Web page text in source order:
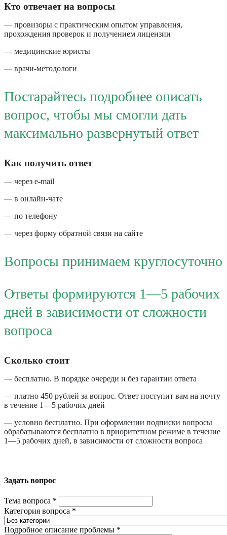
Кто отвечает на вопросы
— провизоры с практическим опытом управления,
прохождения проверок и получением лицензии
— медицинские юристы
— врачи-методологи
Постарайтесь подробнее описать
вопрос, чтобы мы смогли дать
максимально развернутый ответ
Как получить ответ
— через e-mail
— в онлайн-чате
— по телефону
— через форму обратной связи на сайте
Вопросы принимаем круглосуточно
Ответы формируются 1—5 рабочих
дней в зависимости от сложности
вопроса
Сколько стоит
— бесплатно. В порядке очереди и без гарантии ответа
— платно 450 рублей за вопрос. Ответ поступит вам на почту
в течение 1—5 рабочих дней
— условно бесплатно. При оформлении подписки вопросы
обрабатываются бесплатно в приоритетном режиме в течение
1—5 рабочих дней, в зависимости от сложности вопроса
Задать вопрос
Тема вопроса *
Категория вопроса *
Подробное описание проблемы *